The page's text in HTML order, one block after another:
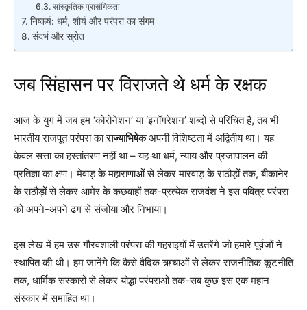
सांस्कृतिक प्रासंगिकता
निष्कर्ष: धर्म, शौर्य और परंपरा का संगम
संदर्भ और स्रोत
जब सिंहासन पर विराजते थे धर्म के रक्षक
आज के युग में जब हम ‘कोरोनेशन’ या ‘इनॉगरेशन’ शब्दों से परिचित हैं, तब भी
भारतीय राजपूत परंपरा काराज्याभिषेकअपनी विशिष्टता में अद्वितीय था। यह
केवल सत्ता का हस्तांतरण नहीं था – यह था धर्म, न्याय और प्रजापालन की
प्रतिज्ञा का क्षण। मेवाड़ के महाराणाओं से लेकर मारवाड़ के राठौड़ों तक, बीकानेर
के राठौड़ों से लेकर आमेर के कछवाहों तक-प्रत्येक राजवंश ने इस पवित्र परंपरा
को अपने-अपने ढंग से संजोया और निभाया।
इस लेख में हम उस गौरवशाली परंपरा की गहराइयों में उतरेंगे जो हमारे पूर्वजों ने
स्थापित की थी। हम जानेंगे कि कैसे वैदिक ऋचाओं से लेकर राजनीतिक कूटनीति
तक, धार्मिक संस्कारों से लेकर योद्धा परंपराओं तक-सब कुछ इस एक महान
संस्कार में समाहित था।